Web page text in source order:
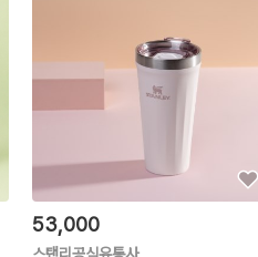
53,000